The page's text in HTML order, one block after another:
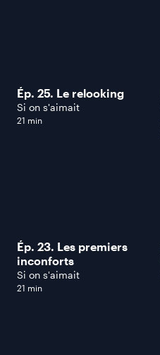
Ép. 25. Le relooking
Si on s'aimait
21 min
Ép. 23. Les premiers
inconforts
Si on s'aimait
21 min